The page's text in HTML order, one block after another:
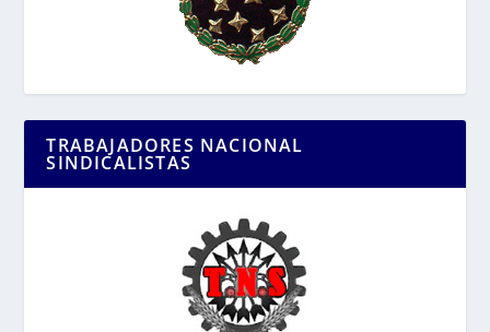
TRABAJADORES NACIONAL
SINDICALISTAS